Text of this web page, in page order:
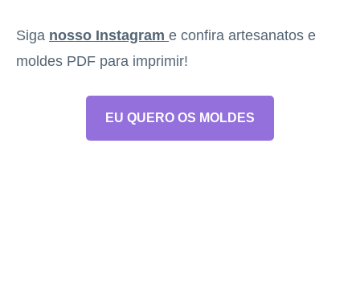
Siga nosso Instagram e confira artesanatos e
moldes PDF para imprimir!
EU QUERO OS MOLDES